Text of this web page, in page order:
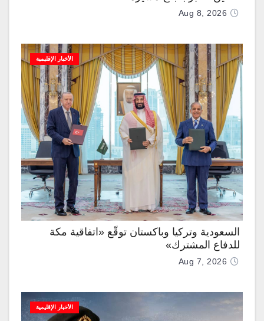
Aug 8, 2026
الأخبار الإقليمية
السعودية وتركيا وباكستان توقّع «اتفاقية مكة
للدفاع المشترك»
Aug 7, 2026
الأخبار الإقليمية